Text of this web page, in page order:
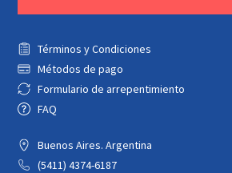
Términos y Condiciones
Métodos de pago
Formulario de arrepentimiento
FAQ
Buenos Aires. Argentina
(5411) 4374-6187